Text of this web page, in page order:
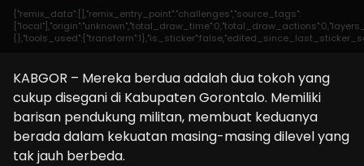
{"remix_data":[],"remix_entry_point":"challenges","source_tags":
KABGOR – Mereka berdua adalah dua tokoh yang
cukup disegani di Kabupaten Gorontalo. Memiliki
barisan pendukung militan, membuat keduanya
berada dalam kekuatan masing-masing dilevel yang
tak jauh berbeda.